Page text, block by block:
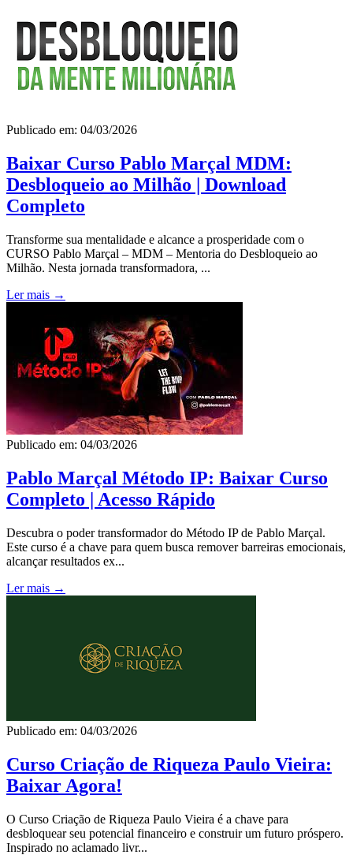
Publicado em: 04/03/2026
Baixar Curso Pablo Marçal MDM:
Desbloqueio ao Milhão | Download
Completo
Transforme sua mentalidade e alcance a prosperidade com o
CURSO Pablo Marçal – MDM – Mentoria do Desbloqueio ao
Milhão. Nesta jornada transformadora, ...
Ler mais →
Publicado em: 04/03/2026
Pablo Marçal Método IP: Baixar Curso
Completo | Acesso Rápido
Descubra o poder transformador do Método IP de Pablo Marçal.
Este curso é a chave para quem busca remover barreiras emocionais,
alcançar resultados ex...
Ler mais →
Publicado em: 04/03/2026
Curso Criação de Riqueza Paulo Vieira:
Baixar Agora!
O Curso Criação de Riqueza Paulo Vieira é a chave para
desbloquear seu potencial financeiro e construir um futuro próspero.
Inspirado no aclamado livr...